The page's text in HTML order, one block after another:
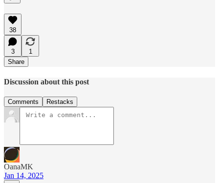
38
3
1
Share
Discussion about this post
Comments Restacks
OanaMK
Jan 14, 2025